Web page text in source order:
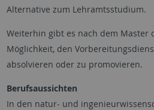
Alternative zum Lehramtsstudium.
Weiterhin gibt es nach dem Master
Möglichkeit, den
absolvieren oder zu promovieren.
Berufsaussichten
In den natur- und